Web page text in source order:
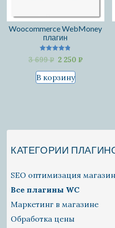
Woocommerce WebMoney
плагин
Оценка
4.83
3 699P
УБ.цена
составляла
2 250 PТекущая
В корзину
КАТЕГОРИИ
SEO оптимизация
Все плагины WС
Маркетинг в магазине
Обработка цены